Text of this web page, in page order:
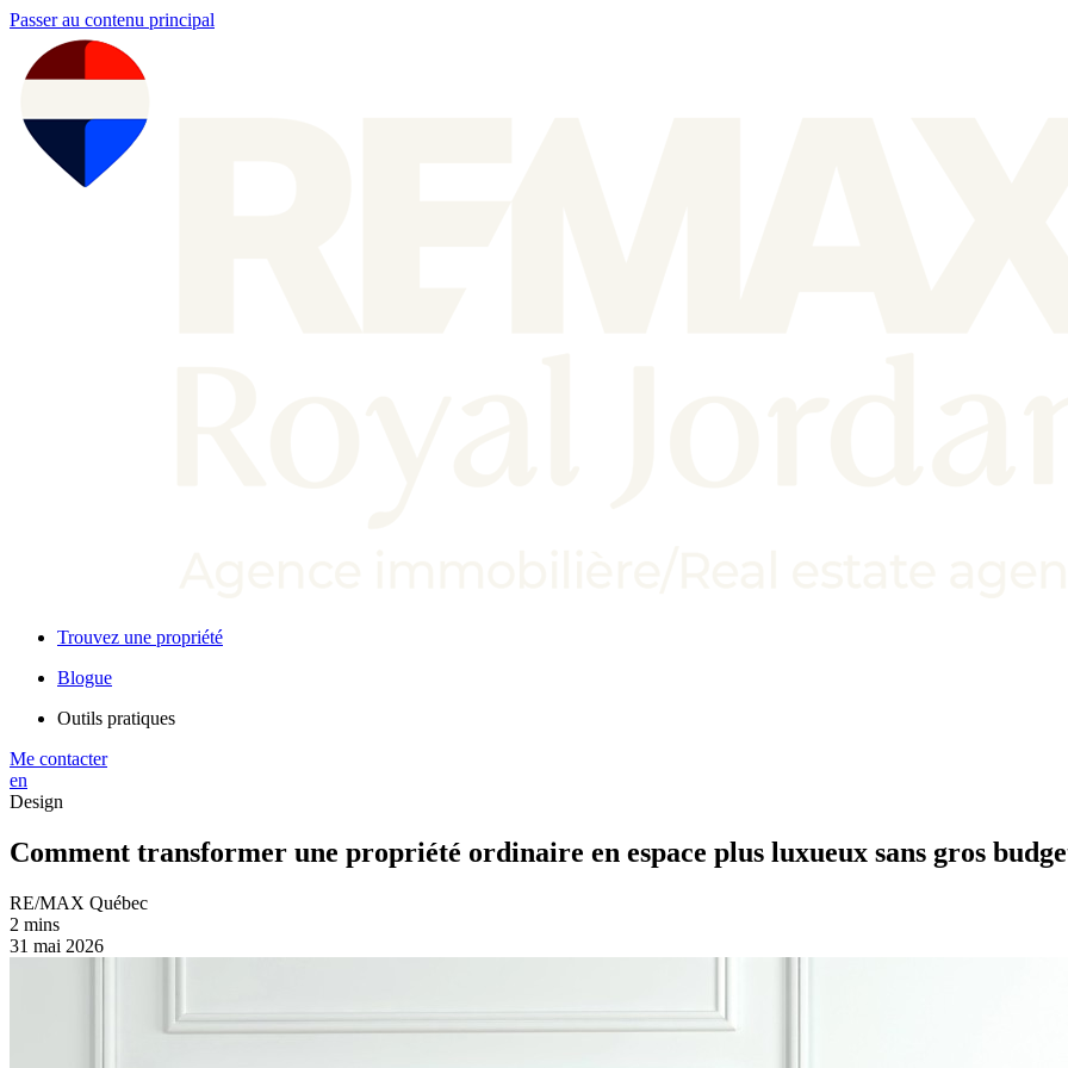
Passer au contenu principal
Trouvez une propriété
Blogue
Outils pratiques
Me contacter
en
Design
Comment transformer une propriété ordinaire en espace plus luxueux sans gros
RE/MAX Québec
2 mins
31 mai 2026